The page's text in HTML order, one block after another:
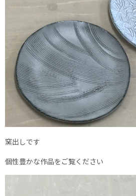
窯出しです
個性豊かな作品をご覧ください